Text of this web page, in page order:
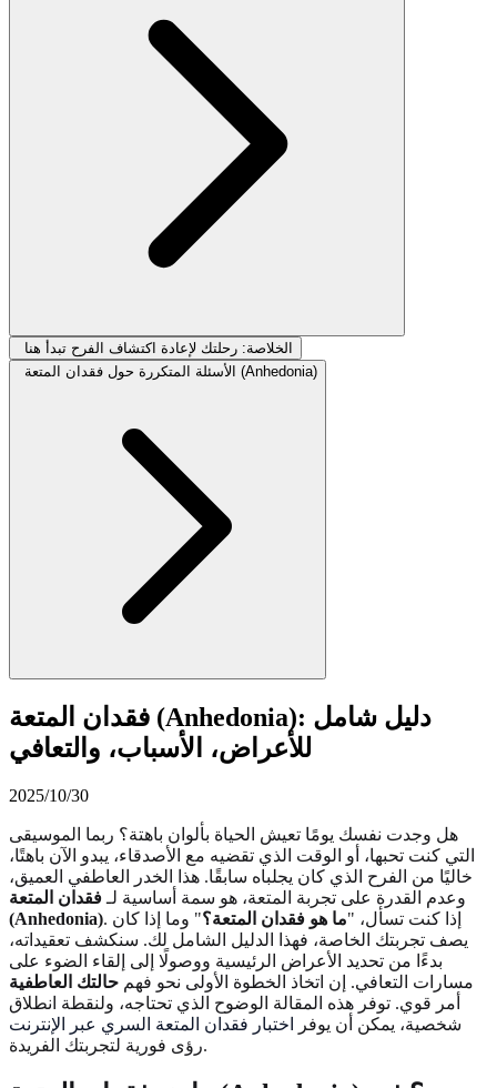
الخلاصة: رحلتك لإعادة اكتشاف الفرح تبدأ هنا
الأسئلة المتكررة حول فقدان المتعة (Anhedonia)
فقدان المتعة (Anhedonia): دليل شامل
للأعراض، الأسباب، والتعافي
2025/10/30
هل وجدت نفسك يومًا تعيش الحياة بألوان باهتة؟ ربما الموسيقى
التي كنت تحبها، أو الوقت الذي تقضيه مع الأصدقاء، يبدو الآن باهتًا،
خاليًا من الفرح الذي كان يجلباه سابقًا. هذا الخدر العاطفي العميق،
وعدم القدرة على تجربة المتعة، هو سمة أساسية لـ فقدان المتعة
(Anhedonia)
. إذا كنت تسأل، "ما هو فقدان المتعة؟" وما إذا كان
يصف تجربتك الخاصة، فهذا الدليل الشامل لك. سنكشف تعقيداته،
بدءًا من تحديد الأعراض الرئيسية ووصولًا إلى إلقاء الضوء على
مسارات التعافي. إن اتخاذ الخطوة الأولى نحو فهم حالتك العاطفية
أمر قوي. توفر هذه المقالة الوضوح الذي تحتاجه، ولنقطة انطلاق
شخصية، يمكن أن يوفر
اختبار فقدان المتعة السري عبر الإنترنت
رؤى فورية لتجربتك الفريدة.